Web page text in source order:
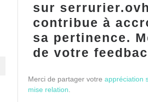
sur serrurier.ovh
contribue à
sa pertinence.
de votre
Merci de partager votre appréciation
mise relation